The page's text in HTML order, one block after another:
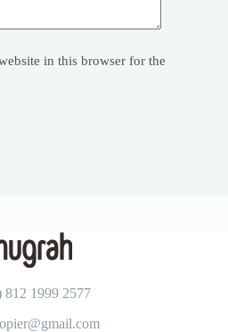
in this browser for the
812 1999 2577